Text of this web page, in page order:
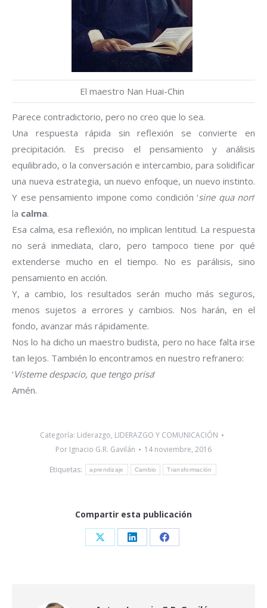
El maestro Nan Huai-Chin
Parece contradictorio, pero no creo que lo sea.
Una respuesta rápida sin reflexión se convierte en
precipitación. Es preciso el pensamiento y análisis
equilibrado, o la conversación e intercambio, para solidificar
una nueva estrategia, un nuevo enfoque, un nuevo instinto.
Y ese pensamiento impone como condición ‘sine qua non‘
la calma.
Esa calma, esa reflexión, no implican lentitud. La respuesta
no será inmediata, claro, pero tampoco tiene por qué
extenderse mucho en el tiempo. No es parálisis, sino
pensamiento en acción.
Y, a cambio, los resultados serán mucho más seguros,
menos sujetos a errores y cambios. Nos harán, en el
fondo, avanzar más rápidamente.
Nos lo ha dicho un maestro budista, pero no hace falta irse
tan lejos. También lo encontramos en nuestro refranero:
‘Vísteme despacio, que tengo prisa‘
Amén.
Categoría: Liderazgo, LIDERAZGO Y COMUNICACIÓN
Por Ignacio G.R. Gavilán
14 noviembre, 2016
Etiquetas:
aprendizaje Cambio Transformación
Compartir esta publicación
Share Share Share